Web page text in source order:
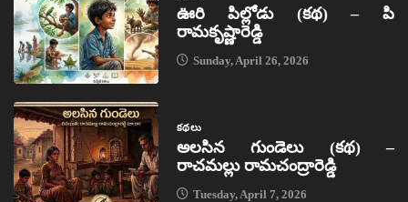
ఊరి పిల్లోడు (కథ) – పి
రామకృష్ణారెడ్డి
Sunday, April 26, 2026
కథలు
అలసిన గుండెలు (కథ) –
రాచమల్లు రామచంద్రారెడ్డి
Tuesday, April 7, 2026